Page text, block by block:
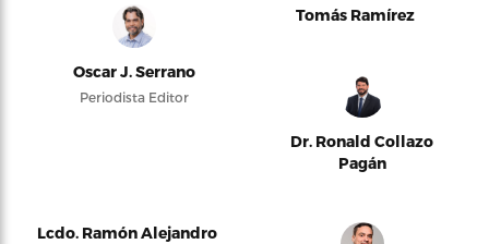
Oscar J. Serrano
Periodista Editor
Tomás Ramírez
Dr. Ronald Collazo
Pagán
Lcdo. Ramón Alejandro